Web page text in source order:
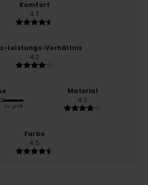
Komfort
4.7
Leistungs-Verhältnis
4.2
Zu groß
Material
4.2
Farbe
4.5